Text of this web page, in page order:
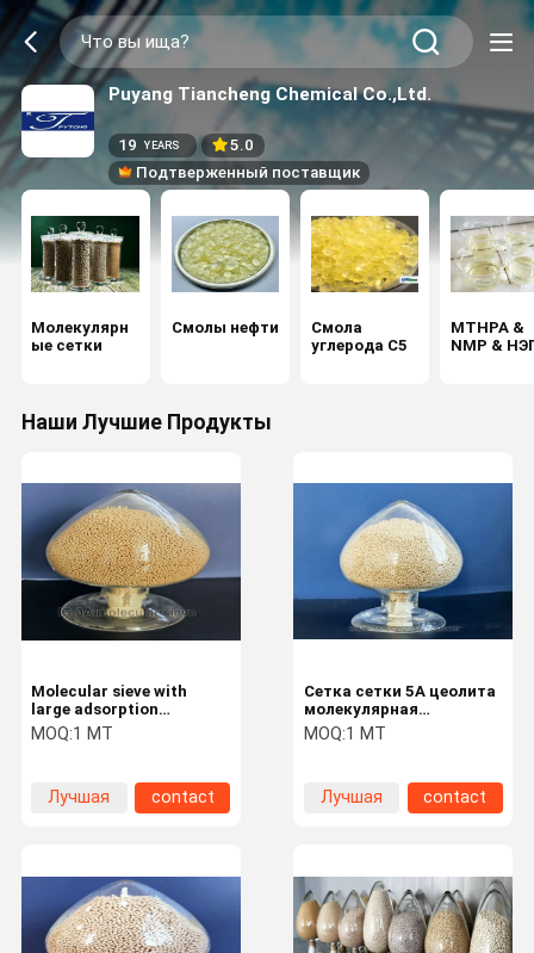
Puyang Tiancheng Chemical Co.,Ltd.
19 YEARS
5.0
Подтверженный поставщик
Молекулярн
ые сетки
Смолы нефти
Смола
углерода C5
MTHPA &
NMP &
Наши Лучшие Продукты
Molecular sieve with
large adsorption
capacity for Insulating
glass
MOQ:1 MT
Лучшая
contact
Сетка сетки 5A цеолита
молекулярная
молекулярная с
хорошей высокой
MOQ:1 MT
Лучшая
contact